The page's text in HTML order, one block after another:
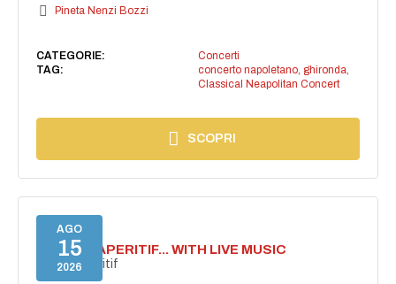
Pineta Nenzi Bozzi
CATEGORIE:
Concerti
TAG:
concerto napoletano, ghironda,
Classical Neapolitan Concert
SCOPRI
AGO
15
2026
SECRET APERITIF... WITH LIVE MUSIC
Secret aperitif